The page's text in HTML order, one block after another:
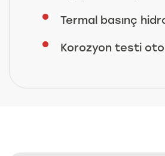
Termal basınç
Korozyon testi